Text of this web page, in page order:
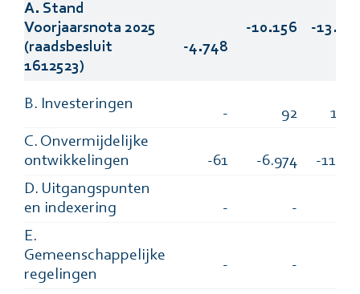
A. Stand
Voorjaarsnota 2025
(raadsbesluit
1612523)
-4.748
-10.156 -
B. Investeringen
- 92
C. Onvermijdelijke
ontwikkelingen
-61 -6.974
-
D. Uitgangspunten
en indexering
- -
E.
Gemeenschappelijke
regelingen
- -